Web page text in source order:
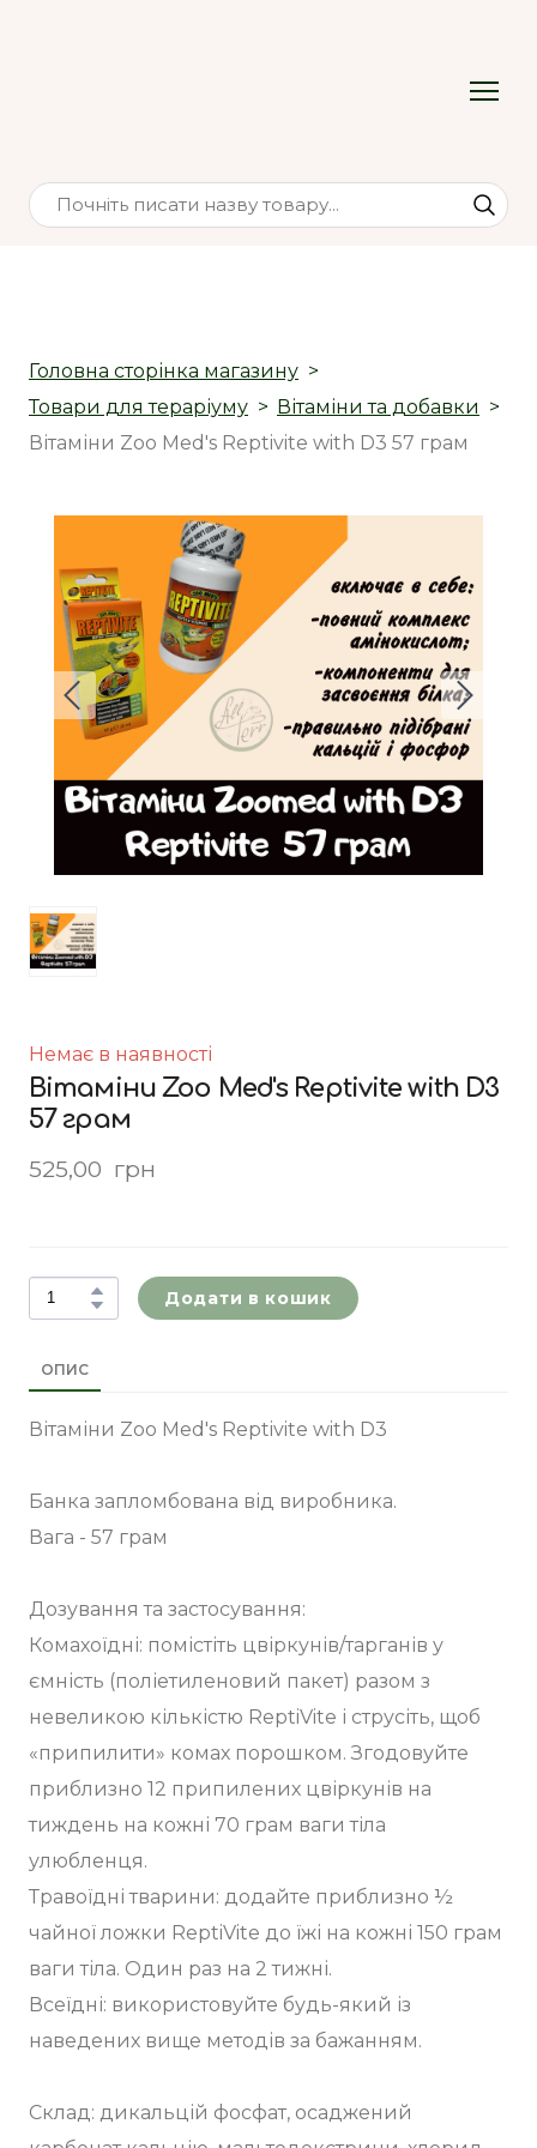
Головна сторінка магазину
Товари для тераріуму
Вітаміни та добавки
Вітаміни Zoo Med's Reptivite with D3 57 грам
Немає в наявності
Вітаміни Zoo Med's Reptivite with D3
57 грам
525,00  грн
Додати в кошик
ОПИС
Вітаміни Zoo Med's Reptivite with D3
Банка запломбована від виробника.
Вага - 57 грам
Дозування та застосування:
Комахоїдні: помістіть цвіркунів/тарганів у
ємність (поліетиленовий пакет) разом з
невеликою кількістю ReptiVite і струсіть, щоб
«припилити» комах порошком. Згодовуйте
приблизно 12 припилених цвіркунів на
тиждень на кожні 70 грам ваги тіла
улюбленця.
Травоїдні тварини: додайте приблизно ½
чайної ложки ReptiVite до їжі на кожні 150 грам
ваги тіла. Один раз на 2 тижні.
Всеїдні: використовуйте будь-який із
наведених вище методів за бажанням.
Склад: дикальцій фосфат, осаджений